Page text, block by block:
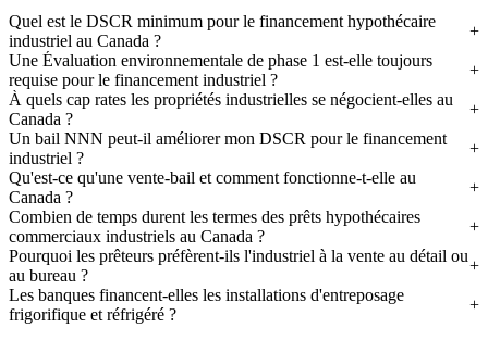
Quel est le DSCR minimum pour le financement hypothécaire
industriel au Canada ?
Une Évaluation environnementale de phase 1 est-elle toujours
requise pour le financement industriel ?
À quels cap rates les propriétés industrielles se négocient-elles au
Canada ?
Un bail NNN peut-il améliorer mon DSCR pour le financement
industriel ?
Qu'est-ce qu'une vente-bail et comment fonctionne-t-elle au
Canada ?
Combien de temps durent les termes des prêts hypothécaires
commerciaux industriels au Canada ?
Pourquoi les prêteurs préfèrent-ils l'industriel à la vente au détail ou
au bureau ?
Les banques financent-elles les installations d'entreposage
frigorifique et réfrigéré ?